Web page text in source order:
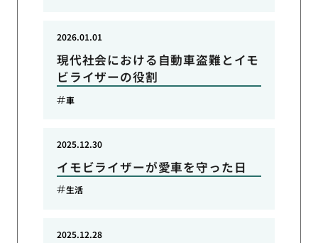
現代社会における自動車盗難とイモ
ビライザーの役割
2026.01.01
車
イモビライザーが愛車を守った日
2025.12.30
生活
2025.12.28